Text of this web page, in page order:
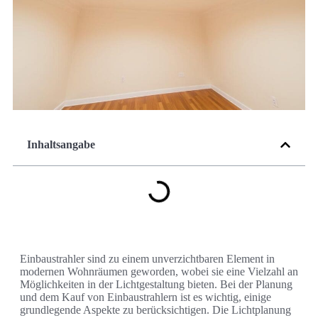
Inhaltsangabe
Einbaustrahler sind zu einem unverzichtbaren Element in
modernen Wohnräumen geworden, wobei sie eine Vielzahl an
Möglichkeiten in der Lichtgestaltung bieten. Bei der Planung
und dem Kauf von Einbaustrahlern ist es wichtig, einige
grundlegende Aspekte zu berücksichtigen. Die Lichtplanung